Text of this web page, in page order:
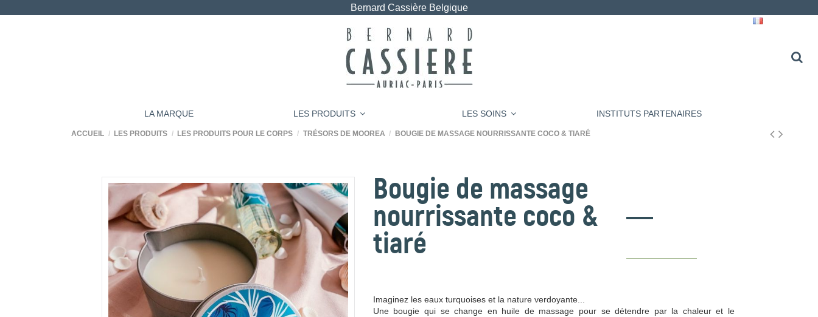
Bernard Cassière Belgique
LA MARQUE LES PRODUITS LES SOINS INSTITUTS PARTENAIRES
ACCUEIL LES PRODUITS LES PRODUITS POUR LE CORPS TRÉSORS DE MOOREA BOUGIE DE MASSAGE NOURRISSANTE COCO & TIARÉ
Bougie de massage
nourrissante coco &
tiaré
Imaginez les eaux turquoises et la nature verdoyante...
Une bougie qui se change en huile de massage pour se détendre par la chaleur et le